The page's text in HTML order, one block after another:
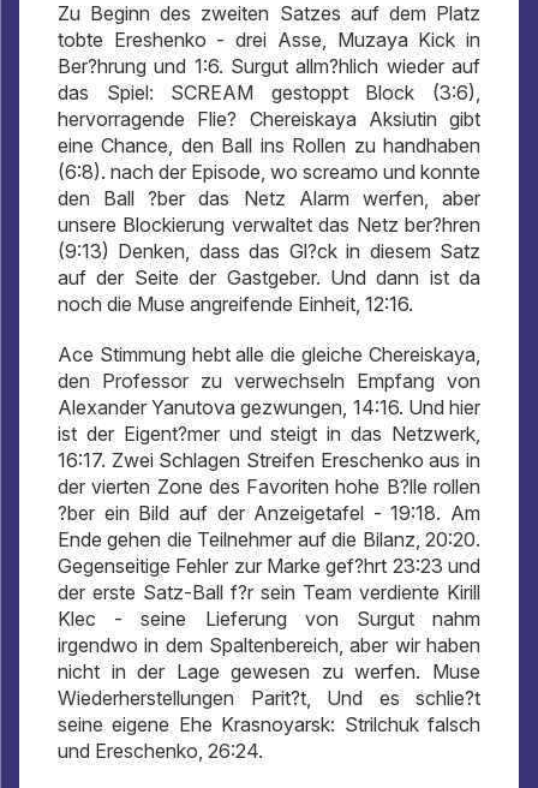
Zu Beginn des zweiten Satzes auf dem Platz
tobte Ereshenko - drei Asse, Muzaya Kick in
Ber?hrung und 1:6. Surgut allm?hlich wieder auf
das Spiel: SCREAM gestoppt Block (3:6),
hervorragende Flie? Chereiskaya Aksiutin gibt
eine Chance, den Ball ins Rollen zu handhaben
(6:8). nach der Episode, wo screamo und konnte
den Ball ?ber das Netz Alarm werfen, aber
unsere Blockierung verwaltet das Netz ber?hren
(9:13) Denken, dass das Gl?ck in diesem Satz
auf der Seite der Gastgeber. Und dann ist da
noch die Muse angreifende Einheit, 12:16.
Ace Stimmung hebt alle die gleiche Chereiskaya,
den Professor zu verwechseln Empfang von
Alexander Yanutova gezwungen, 14:16. Und hier
ist der Eigent?mer und steigt in das Netzwerk,
16:17. Zwei Schlagen Streifen Ereschenko aus in
der vierten Zone des Favoriten hohe B?lle rollen
?ber ein Bild auf der Anzeigetafel - 19:18. Am
Ende gehen die Teilnehmer auf die Bilanz, 20:20.
Gegenseitige Fehler zur Marke gef?hrt 23:23 und
der erste Satz-Ball f?r sein Team verdiente Kirill
Klec - seine Lieferung von Surgut nahm
irgendwo in dem Spaltenbereich, aber wir haben
nicht in der Lage gewesen zu werfen. Muse
Wiederherstellungen Parit?t, Und es schlie?t
seine eigene Ehe Krasnoyarsk: Strilchuk falsch
und Ereschenko, 26:24.